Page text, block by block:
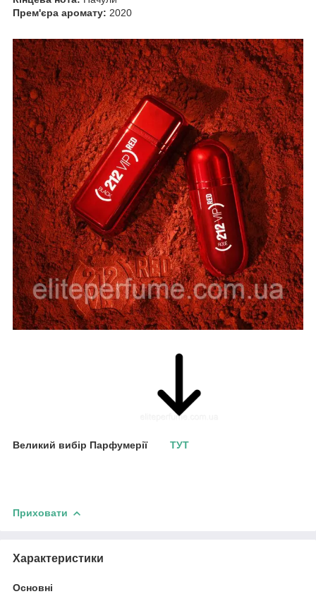
Прем'єра аромату: 2020
Великий вибір Парфумерії ТУТ
Приховати
Характеристики
Основні